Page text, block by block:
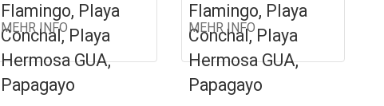
Flamingo, Playa
Conchal, Playa
Hermosa GUA,
Papagayo
MEHR INFO
Flamingo, Playa
Conchal, Playa
Hermosa GUA,
Papagayo
MEHR INFO